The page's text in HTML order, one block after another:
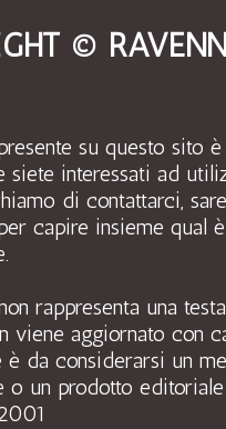
©
su questo sito
siete interessati ad
di contattarci,
capire insieme qual
rappresenta una
viene aggiornato con
è da considerarsi un
o un prodotto